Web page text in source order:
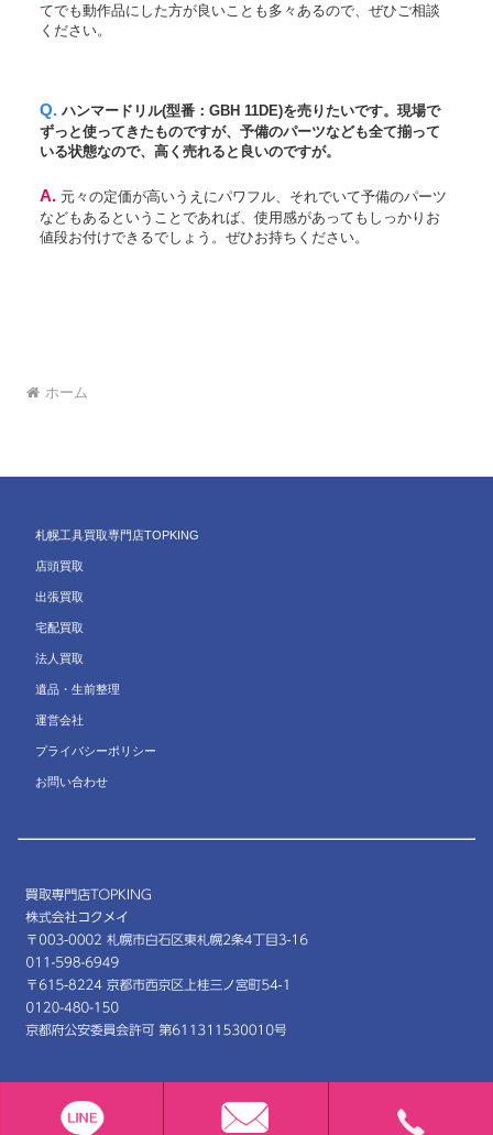
てでも動作品にした方が良いことも多々あるので、ぜひご相談
ください。
Q. ハンマードリル(型番：GBH 11DE)を売りたいです。現場で
ずっと使ってきたものですが、予備のパーツなども全て揃って
いる状態なので、高く売れると良いのですが。
A. 元々の定価が高いうえにパワフル、それでいて予備のパーツ
などもあるということであれば、使用感があってもしっかりお
値段お付けできるでしょう。ぜひお持ちください。
ホーム
札幌工具買取専門店TOPKING
店頭買取
出張買取
宅配買取
法人買取
遺品・生前整理
運営会社
プライバシーポリシー
お問い合わせ